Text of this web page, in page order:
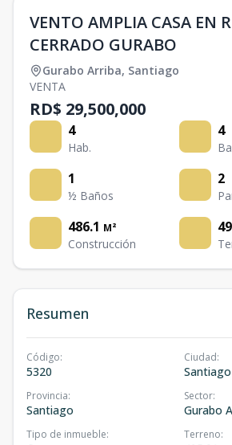
VENTO AMPLIA CASA EN
CERRADO GURABO
Gurabo Arriba, Santiago
VENTA
RD$ 29,500,000
4
Hab.
4
1
½ Baños
2
486.1 M²
Construcción
Resumen
Código:
5320
Ciudad:
Santiago
Provincia:
Santiago
Sector:
Gurabo
Tipo de inmueble: Terreno: